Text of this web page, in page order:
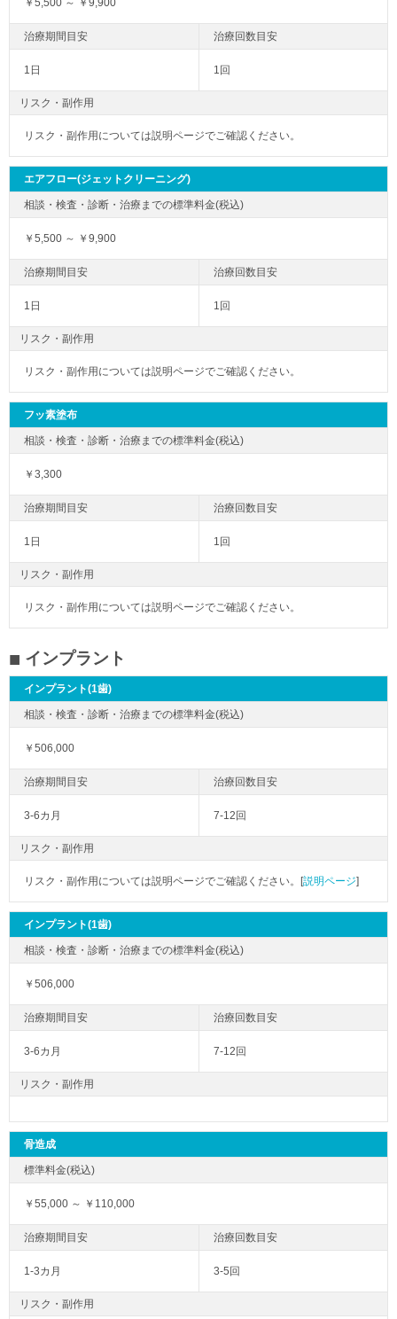
￥5,500 ～ ￥9,900
1日 1回
リスク・副作用
リスク・副作用については説明ページでご確認ください。
エアフロー(ジェットクリーニング)
￥5,500 ～ ￥9,900
1日 1回
リスク・副作用
リスク・副作用については説明ページでご確認ください。
フッ素塗布
￥3,300
1日 1回
リスク・副作用
リスク・副作用については説明ページでご確認ください。
インプラント
インプラント(1歯)
￥506,000
3-6カ月 7-12回
リスク・副作用
リスク・副作用については説明ページでご確認ください。[説明ページ]
インプラント(1歯)
￥506,000
3-6カ月 7-12回
リスク・副作用
骨造成
￥55,000 ～ ￥110,000
1-3カ月 3-5回
リスク・副作用